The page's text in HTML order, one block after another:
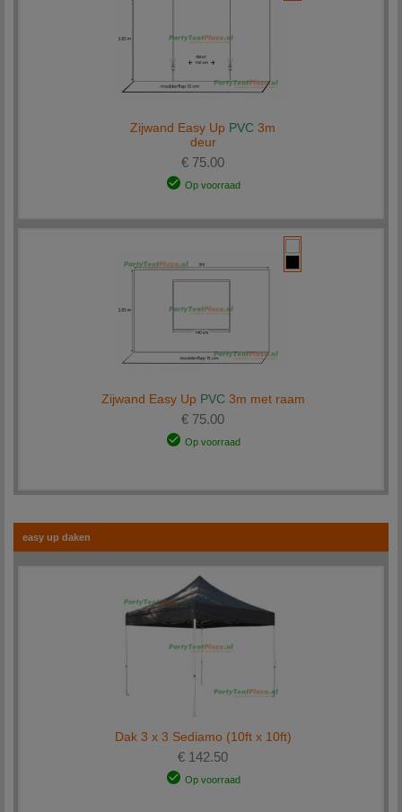
Zijwand Easy Up PVC 3m
deur
€ 75.00
Op voorraad
Zijwand Easy Up PVC3m met raam
€ 75.00
Op voorraad
easy up daken
Dak 3 x 3 Sediamo (10ft x 10ft)
€ 142.50
Op voorraad